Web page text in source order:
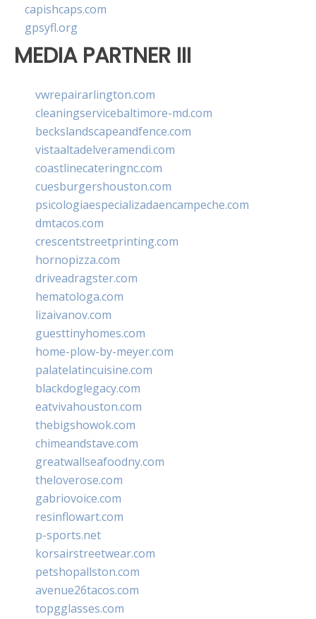
capishcaps.com
gpsyfl.org
MEDIA PARTNER III
vwrepairarlington.com
cleaningservicebaltimore-md.com
beckslandscapeandfence.com
vistaaltadelveramendi.com
coastlinecateringnc.com
cuesburgershouston.com
psicologiaespecializadaencampeche.com
dmtacos.com
crescentstreetprinting.com
hornopizza.com
driveadragster.com
hematologa.com
lizaivanov.com
guesttinyhomes.com
home-plow-by-meyer.com
palatelatincuisine.com
blackdoglegacy.com
eatvivahouston.com
thebigshowok.com
chimeandstave.com
greatwallseafoodny.com
theloverose.com
gabriovoice.com
resinflowart.com
p-sports.net
korsairstreetwear.com
petshopallston.com
avenue26tacos.com
topgglasses.com